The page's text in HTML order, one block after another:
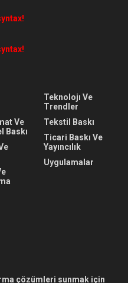
Ve
Baskı
Teknolojı Ve
Trendler
Tekstil Baskı
Ticari Baskı Ve
Yayıncılık
Uygulamalar
çözümleri sunmak için